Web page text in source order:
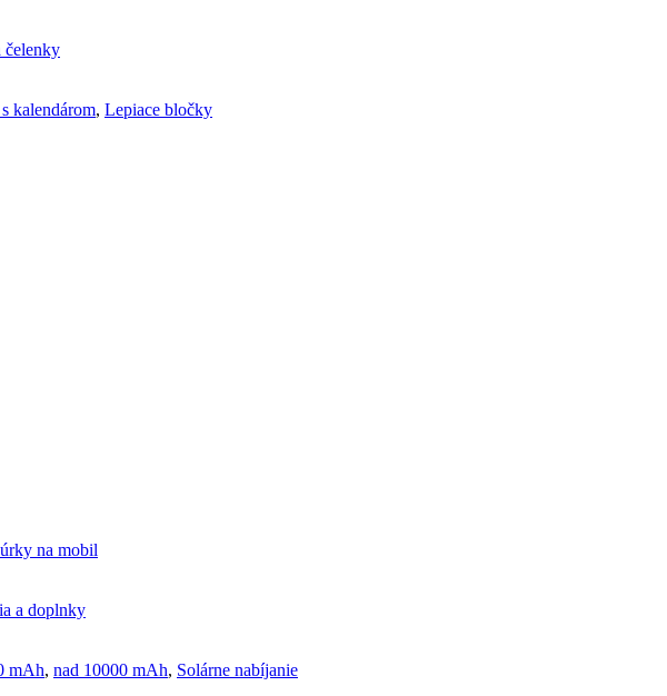
čelenky
kalendárom, Lepiace bločky
na mobil
a doplnky
mAh, nad 10000 mAh, Solárne nabíjanie